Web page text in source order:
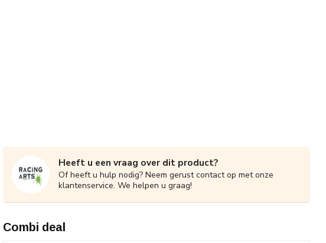
Heeft u een vraag over dit product?
Of heeft u hulp nodig? Neem gerust contact op met onze
klantenservice. We helpen u graag!
Combi deal